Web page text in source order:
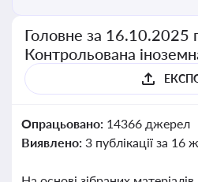
Головне за 16.10.2025
Контрольована
Опрацьовано: 14366 джерел
Виявлено: 3 публікації за 16